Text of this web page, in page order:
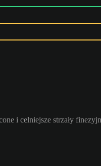
i celniejsze strzały